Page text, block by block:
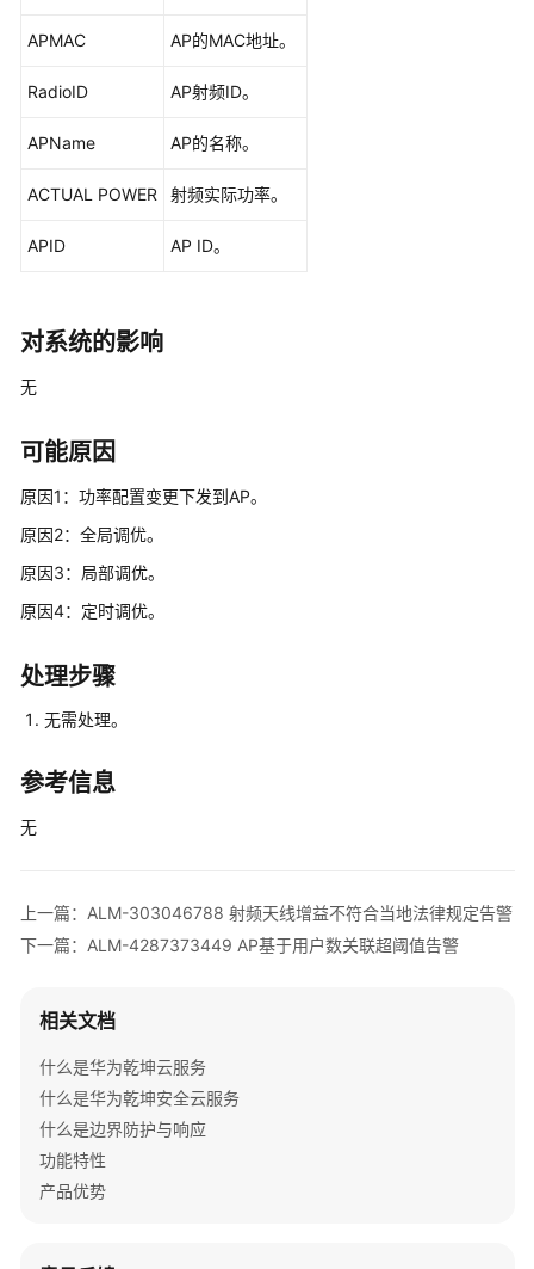
为
坤-
户
共
华
坤-
MSP
操
更
文
格
单
设
警
理
V300
版
本
APMAC AP的MAC地址。
RadioID AP射频ID。
APName AP的名称。
ACTUAL POWER 射频实际功率。
APID AP ID。
对系统的影响
无
可能原因
原因1：功率配置变更下发到AP。
原因2：全局调优。
原因3：局部调优。
原因4：定时调优。
处理步骤
无需处理。
参考信息
无
上一篇：ALM-303046788 射频天线增益不符合当地法律规定告警
下一篇：ALM-4287373449 AP基于用户数关联超阈值告警
相关文档
什么是华为乾坤云服务
什么是华为乾坤安全云服务
什么是边界防护与响应
功能特性
产品优势